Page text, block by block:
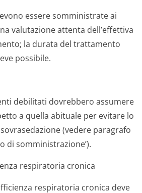
essere somministrate ai
valutazione attenta dell’effettiva
la durata del trattamento
possibile.
debilitati dovrebbero assumere
a quella abituale per evitare lo
(vedere paragrafo
di somministrazione’).
respiratoria cronica
respiratoria cronica deve